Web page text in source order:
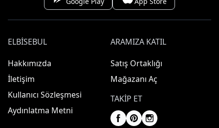
ELBISEBUL
Hakkımızda
İletişim
Kullanıcı Sözleşmesi
Aydınlatma Metni
ARAMIZA KATIL
Satış Ortaklığı
Mağazanı Aç
TAKIP ET